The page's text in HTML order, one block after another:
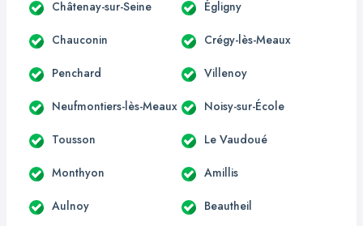
Châtenay-sur-Seine Égligny
Chauconin Crégy-lès-Meaux
Penchard Villenoy
Neufmontiers-lès-Meaux Noisy-sur-École
Tousson Le Vaudoué
Monthyon Amillis
Aulnoy Beautheil